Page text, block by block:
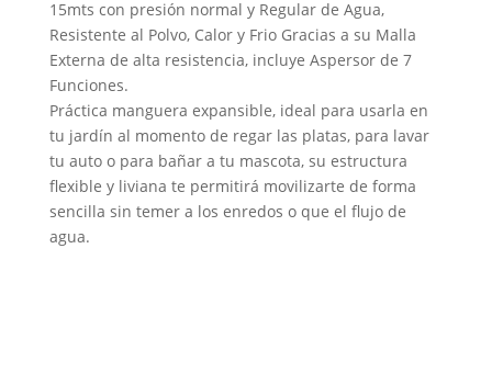
15mts con presión normal y Regular de Agua,
Resistente al Polvo, Calor y Frio Gracias a su Malla
Externa de alta resistencia, incluye Aspersor de 7
Funciones.
Práctica manguera expansible, ideal para usarla en
tu jardín al momento de regar las platas, para lavar
tu auto o para bañar a tu mascota, su estructura
flexible y liviana te permitirá movilizarte de forma
sencilla sin temer a los enredos o que el flujo de
agua.